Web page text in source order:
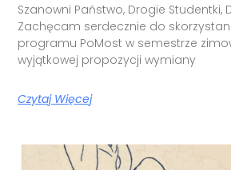
Szanowni Państwo, Drogie Studentki,
Zachęcam serdecznie do
programu PoMost w semestrze
wyjątkowej propozycji wymiany
Czytaj Więcej